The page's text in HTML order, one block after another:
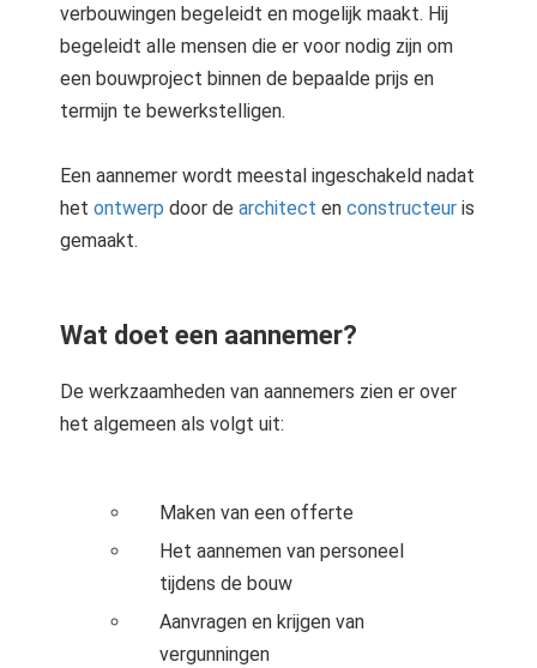
verbouwingen begeleidt en mogelijk maakt. Hij
begeleidt alle mensen die er voor nodig zijn om
een bouwproject binnen de bepaalde prijs en
termijn te bewerkstelligen.
Een aannemer wordt meestal ingeschakeld nadat
het ontwerp door de architect en constructeur is
gemaakt.
Wat doet een aannemer?
De werkzaamheden van aannemers zien er over
het algemeen als volgt uit:
Maken van een offerte
Het aannemen van personeel
tijdens de bouw
Aanvragen en krijgen van
vergunningen